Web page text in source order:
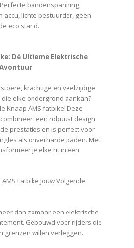
bandenspanning,
accu, lichte bestuurder, geen
eco stand.
Dé Ultieme Elektrische
krachtige en veelzijdige
elke ondergrond aankan?
Knaap AMS fatbike! Deze
een robuust design
prestaties en is perfect voor
als onverharde paden. Met
je elke rit in een
Fatbike Jouw Volgende
dan zomaar een elektrische
Gebouwd voor rijders die
grenzen willen verleggen.